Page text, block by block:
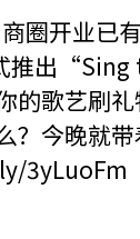
圈开业已
推出“Sing
的歌艺刷
？今晚就
3yLuoFm